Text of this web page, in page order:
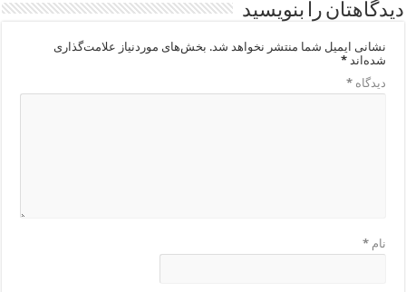
دیدگاهتان را بنویسید
نشانی ایمیل شما منتشر نخواهد شد. بخش‌های موردنیاز علامت‌گذاری
شده‌اند*
دیدگاه*
نام*